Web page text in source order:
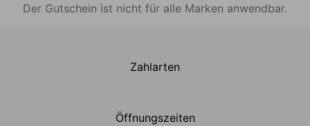
Der Gutschein ist nicht für alle Marken anwendbar.
Zahlarten
Öffnungszeiten